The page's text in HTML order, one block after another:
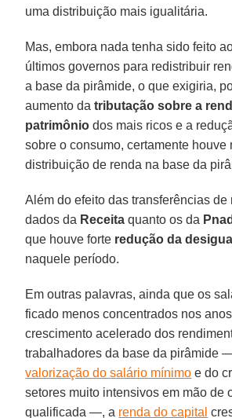
uma distribuição mais igualitária.
Mas, embora nada tenha sido feito
últimos governos para redistribuir
a base da pirâmide, o que exigiria,
aumento datributação sobre a
patrimônio dos mais ricos e a
sobre o consumo, certamente houve
distribuição de renda na base da
Além do efeito das transferências de
dados da Receita quanto os da
que houve forte redução da
naquele período.
Em outras palavras, ainda que os
ficado menos concentrados nos
crescimento acelerado dos
trabalhadores da base da pirâmide
valorização do salário mínimo e do
setores muito intensivos em mão de
qualificada —, a renda do capital